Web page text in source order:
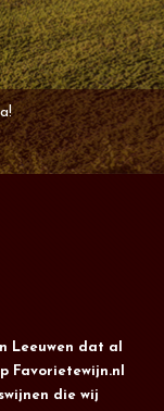
Leeuwen dat al
Favorietewijn.nl
die wij